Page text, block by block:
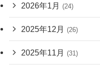
2026年1月 (24)
2025年12月 (26)
2025年11月 (31)